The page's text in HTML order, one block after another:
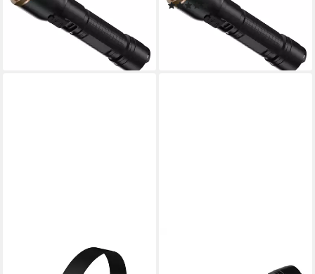
Funktion aufladbar USB-C in
lieferbar - in 2-3 Werktagen bei dir
(1)
49,90 €
lieferbar - in 2-3 Werktagen bei dir